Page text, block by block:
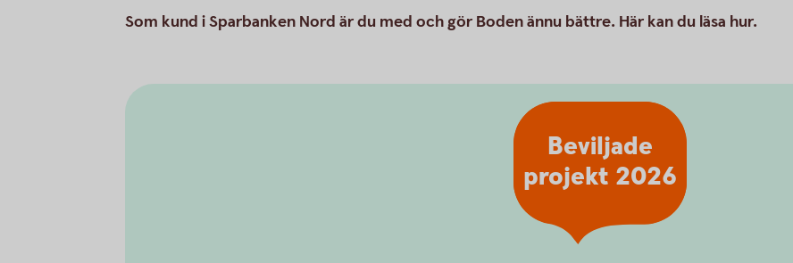
Som kund i Sparbanken Nord är du med och gör Boden ännu bättre. Här kan du läsa hur.
Beviljade
projekt 2026